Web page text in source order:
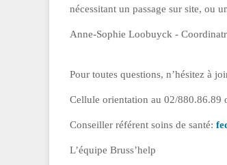
nécessitant un passage sur site, ou
Anne-Sophie Loobuyck -
Pour toutes questions, n’hésitez à
Cellule orientation au 02/880.86.89
Conseiller référent soins de santé:
L’équipe Bruss’help